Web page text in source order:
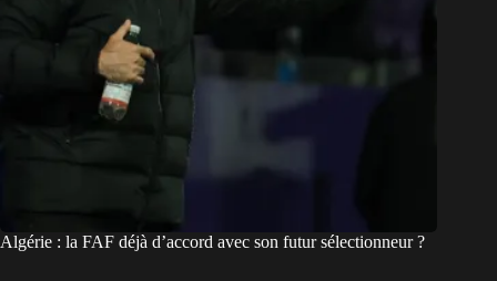
Algérie : la FAF déjà d’accord avec son futur sélectionneur ?